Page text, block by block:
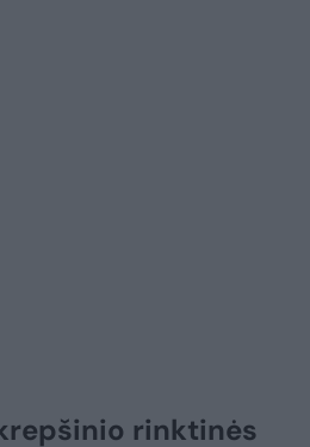
rinktinės